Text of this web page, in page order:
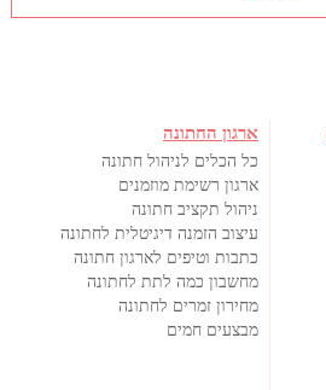
ארגון החתונה
כל הכלים לניהול חתונה
ארגון רשימת מוזמנים
ניהול תקציב חתונה
עיצוב הזמנה דיגיטלית לחתונה
כתבות וטיפים לארגון חתונה
מחשבון כמה לתת לחתונה
מחירון זמרים לחתונה
מבצעים חמים